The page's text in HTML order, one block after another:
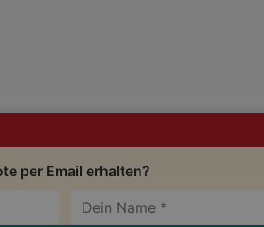
per Email erhalten?